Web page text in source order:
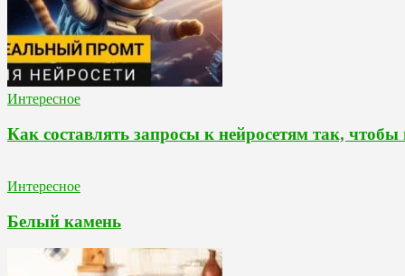
Интересное
Как составлять запросы к нейросетям так,
Интересное
Белый камень